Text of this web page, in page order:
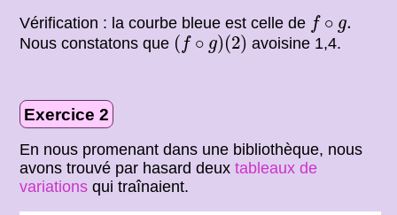
Vérification : la courbe bleue est celle de f ∘ g.
f∘ .
Nous constatons que ( f ∘ g)(2)
(f∘g)(2) avoisine 1,4.
Exercice 2
En nous promenant dans une bibliothèque, nous
avons trouvé par hasard deuxtableaux de
variations qui traînaient.